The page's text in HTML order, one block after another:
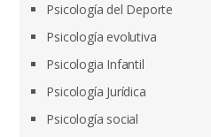
Psicología del Deporte
Psicología evolutiva
Psicologia Infantil
Psicología Jurídica
Psicología social